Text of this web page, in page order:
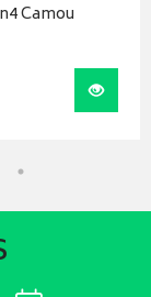
Camou